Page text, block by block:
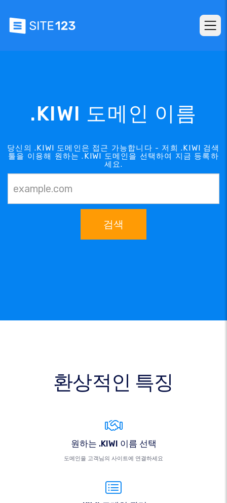
.KIWI 도메인 이름
당신의 .KIWI 도메인은 접근 가능합니다 - 저희 .KIWI 검색
툴을 이용해 원하는 .KIWI 도메인을 선택하여 지금 등록하
세요.
검색
환상적인 특징
원하는 .KIWI 이름 선택
도메인을 고객님의 사이트에 연결하세요